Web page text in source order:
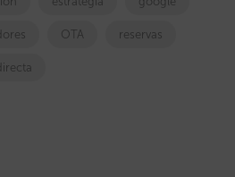
OTA reservas